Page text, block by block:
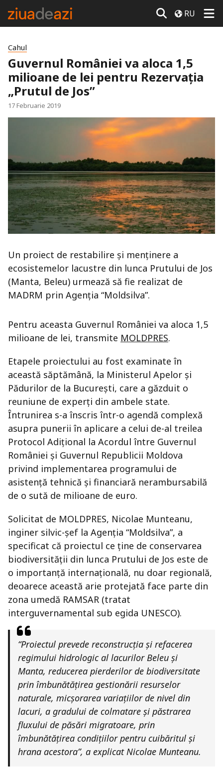
RU
Cahul
Guvernul României va aloca 1,5
milioane de lei pentru Rezervația
„Prutul de Jos”
17 Februarie 2019
Un proiect de restabilire şi menţinere a
ecosistemelor lacustre din lunca Prutului de Jos
(Manta, Beleu) urmează să fie realizat de
MADRM prin Agenţia “Moldsilva”.
Pentru aceasta Guvernul României va aloca 1,5
milioane de lei, transmite MOLDPRES.
Etapele proiectului au fost examinate în
această săptămână, la Ministerul Apelor și
Pădurilor de la București, care a găzduit o
reuniune de experți din ambele state.
Întrunirea s-a înscris într-o agendă complexă
asupra punerii în aplicare a celui de-al treilea
Protocol Adițional la Acordul între Guvernul
României şi Guvernul Republicii Moldova
privind implementarea programului de
asistență tehnică şi financiară nerambursabilă
de o sută de milioane de euro.
Solicitat de MOLDPRES, Nicolae Munteanu,
inginer silvic-şef la Agenţia “Moldsilva”, a
specificat că proiectul ce ţine de conservarea
biodiversităţii din lunca Prutului de Jos este de
o importanţă internaţională, nu doar regională,
deoarece această arie protejată face parte din
zona umedă RAMSAR (tratat
interguvernamental sub egida UNESCO).
“Proiectul prevede reconstrucţia și refacerea
regimului hidrologic al lacurilor Beleu și
Manta, reducerea pierderilor de biodiversitate
prin îmbunătățirea gestionării resurselor
naturale, micşorarea variaţiilor de nivel din
lacuri, a gradului de colmatare și păstrarea
fluxului de păsări migratoare, prin
îmbunătăţirea condiţiilor pentru cuibăritul şi
hrana acestora”, a explicat Nicolae Munteanu.